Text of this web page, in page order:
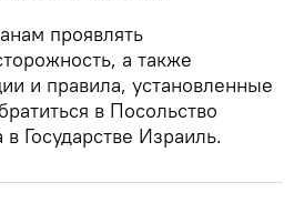
проявлять
а также
и правила, установленные
в Посольство
Государстве Израиль.